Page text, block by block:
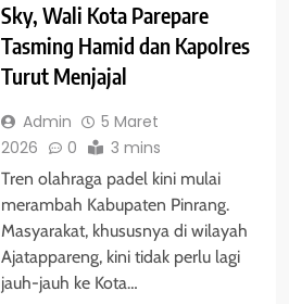
Sky, Wali Kota Parepare
Tasming Hamid dan Kapolres
Turut Menjajal
Admin
5 Maret
2026
0 3 mins
Tren olahraga padel kini mulai
merambah Kabupaten Pinrang.
Masyarakat, khususnya di wilayah
Ajatappareng, kini tidak perlu lagi
jauh-jauh ke Kota…